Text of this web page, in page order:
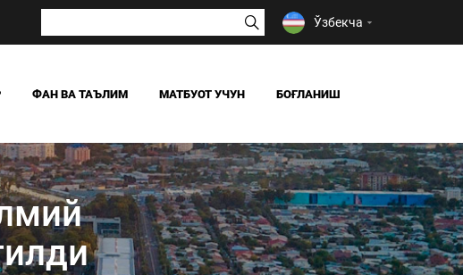
Ўзбекча
ҲУҚУҚ
ФАН ВА ТАЪЛИМ МАТБУОТ УЧУН
ЯНГИЛИКЛАР
ОАВ БИЗ ҲАҚИМИЗДА
БОҒЛАНИШ